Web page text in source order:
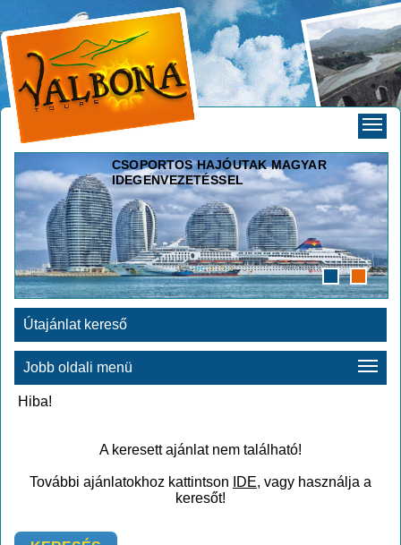
CSOPORTOS HAJÓUTAK MAGYAR
IDEGENVEZETÉSSEL
Útajánlat kereső
Jobb oldali menü
Hiba!
A keresett ajánlat nem található!
További ajánlatokhoz kattintson IDE, vagy használja a
keresőt!